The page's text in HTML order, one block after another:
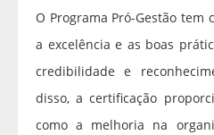
O Programa Pró-Gestão tem
a excelência e as boas
credibilidade e
disso, a certificação
como a melhoria na